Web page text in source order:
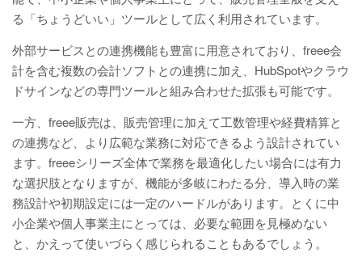
る「ちょうどいい」ツールとして広く利用されています。
外部サービスとの連携機能も豊富に用意されており、freee会
計を含む複数の会計ソフトとの連携に加え、HubSpotやクラウ
ドサインなどの専門ツールと組み合わせた拡張も可能です。
一方、freee販売は、販売管理に加えて工数管理や経費精算と
の連携など、より広範な業務に対応できるよう設計されてい
ます。freeeシリーズ全体で業務を最適化したい場合には有力
な選択肢となりますが、機能が多岐にわたる分、導入時の業
務設計や初期設定には一定のハードルがあります。とくに中
小企業や個人事業主にとっては、必要な範囲を見極めない
と、かえって使いづらく感じられることもあるでしょう。